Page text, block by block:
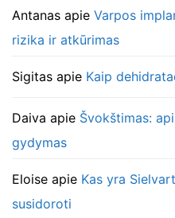
Antanas apie Varpos
rizika ir atkūrimas
Sigitas apie Kaip
Daiva apie Švokštimas:
gydymas
Eloise apie Kas yra
susidoroti